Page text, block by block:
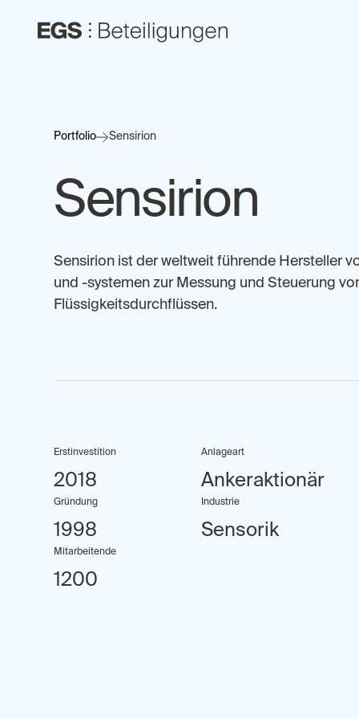
Portfolio Sensirion
Sensirion
Sensirion ist der weltweit führende Hersteller
und -systemen zur Messung und Steuerung
Flüssigkeitsdurchflüssen.
Erstinvestition
2018
Gründung
1998
Mitarbeitende
1200
Anlageart
Ankeraktionär
Industrie
Sensorik